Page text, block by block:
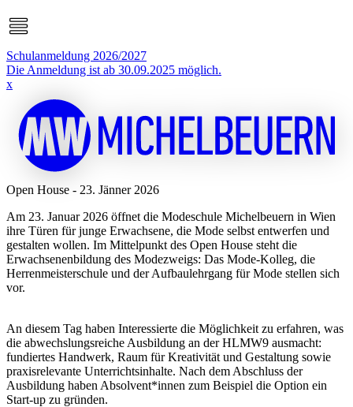
Schulanmeldung 2026/2027
Die Anmeldung ist ab 30.09.2025 möglich.
x
Open House - 23. Jänner 2026
Am 23. Januar 2026 öffnet die Modeschule Michelbeuern in Wien
ihre Türen für junge Erwachsene, die Mode selbst entwerfen und
gestalten wollen. Im Mittelpunkt des Open House steht die
Erwachsenenbildung des Modezweigs: Das Mode-Kolleg, die
Herrenmeisterschule und der Aufbaulehrgang für Mode stellen sich
vor.
An diesem Tag haben Interessierte die Möglichkeit zu erfahren, was
die abwechslungsreiche Ausbildung an der HLMW9 ausmacht:
fundiertes Handwerk, Raum für Kreativität und Gestaltung sowie
praxisrelevante Unterrichtsinhalte. Nach dem Abschluss der
Ausbildung haben Absolvent*innen zum Beispiel die Option ein
Start-up zu gründen.